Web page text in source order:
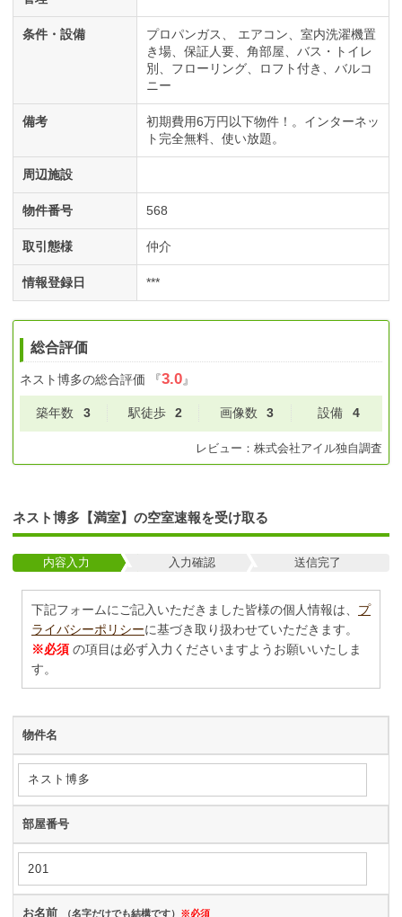
条件・設備 プロパンガス エアコン
室内洗濯機置
き場
保証人要 角部屋
バス・トイレ
別
フローリング ロフト付き
バルコ
ニー
備考
初期費用6万円以下物件！。インターネッ
ト完全無料、使い放題。
周辺施設
物件番号 568
取引態様 仲介
情報登録日 ***
総合評価
ネスト博多の総合評価 『3.0』
築年数 3 駅徒歩 2 画像数 3 設備 4
レビュー： 株式会社アイル独自調査
ネスト博多【満室】の空室速報を受け取る
内容入力 入力確認 送信完了
下記フォームにご記入いただきました皆様の個人情報は、 プ
ライバシーポリシーに基づき取り扱わせていただきます。
※必須 の項目は必ず入力くださいますようお願いいたしま
す。
物件名
部屋番号
お名前 （名字だけでも結構です） ※必須